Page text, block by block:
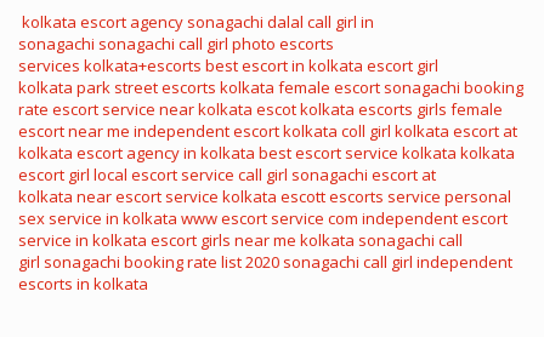
kolkata escort agency sonagachi dalal call girl in
sonagachi sonagachi call girl photo escorts
services kolkata+escorts best escort in kolkata escort girl
kolkata park street escorts kolkata female escort sonagachi booking
rate escort service nearkolkata escotkolkata escorts girls female
escort near me independent escort kolkata coll girl kolkata escort at
kolkata escort agency in kolkata best escort service kolkata kolkata
escort girl local escort service call girl sonagachi escort at
kolkata near escort service kolkata escottescorts service personal
sex service in kolkata www escort service com independent escort
service in kolkata escort girls near me kolkata sonagachi call
girl sonagachi booking rate list 2020 sonagachi call girl independent
escorts in kolkata